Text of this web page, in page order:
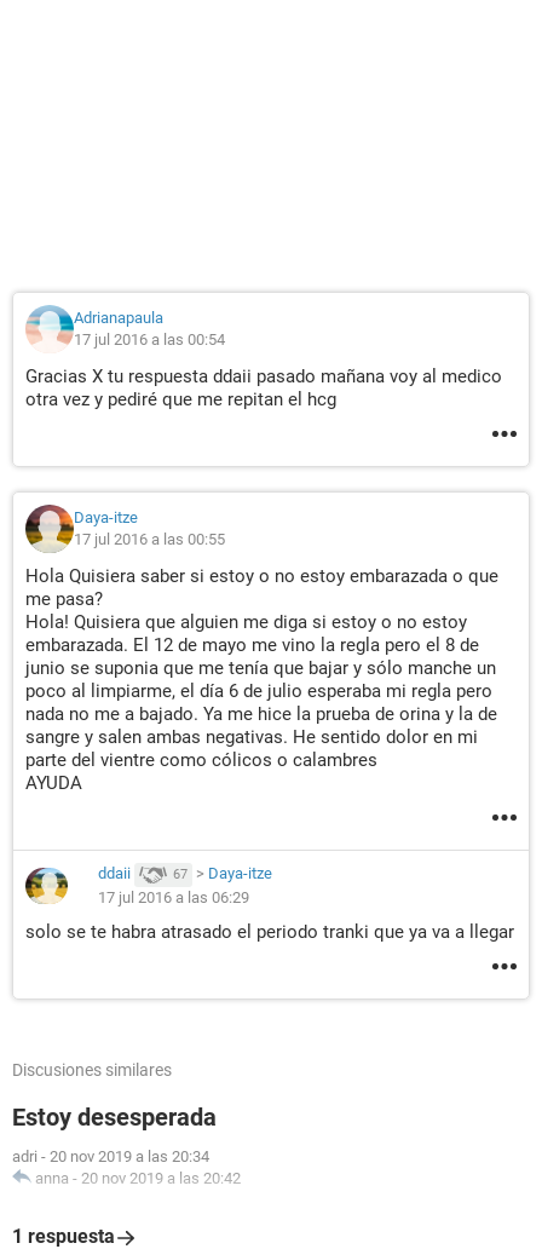
Adrianapaula
17 jul 2016 a las 00:54
Gracias X tu respuesta ddaii pasado mañana voy al medico
otra vez y pediré que me repitan el hcg
Daya-itze
17 jul 2016 a las 00:55
Hola Quisiera saber si estoy o no estoy embarazada o que
me pasa?
Hola! Quisiera que alguien me diga si estoy o no estoy
embarazada. El 12 de mayo me vino la regla pero el 8 de
junio se suponia que me tenía que bajar y sólo manche un
poco al limpiarme, el día 6 de julio esperaba mi regla pero
nada no me a bajado. Ya me hice la prueba de orina y la de
sangre y salen ambas negativas. He sentido dolor en mi
parte del vientre como cólicos o calambres
AYUDA
ddaii 67 > Daya-itze
17 jul 2016 a las 06:29
solo se te habra atrasado el periodo tranki que ya va a llegar
Discusiones similares
Estoy desesperada
adri - 20 nov 2019 a las 20:34
anna - 20 nov 2019 a las 20:42
1 respuesta